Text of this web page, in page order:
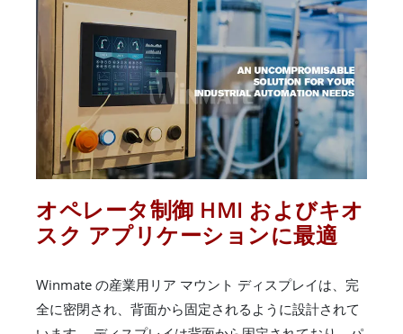
オペレータ制御 HMI およびキオ
スク アプリケーションに最適
Winmate の産業用リア マウント ディスプレイは、完
全に密閉され、背面から固定されるように設計されて